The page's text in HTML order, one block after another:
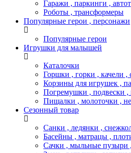
Гаражи , паркинги ,
Роботы , трансформеры
Популярные герои , персонажи
Популярные герои
Игрушки для малышей
Каталочки
Горшки , горки , качели ,
Корзины для игрушек ,
Погремушки , подвески
Пищалки , молоточки ,
Сезонный товар
Санки , ледянки ,
Басейны , матрацы ,
Сачки , мыльные пузыри